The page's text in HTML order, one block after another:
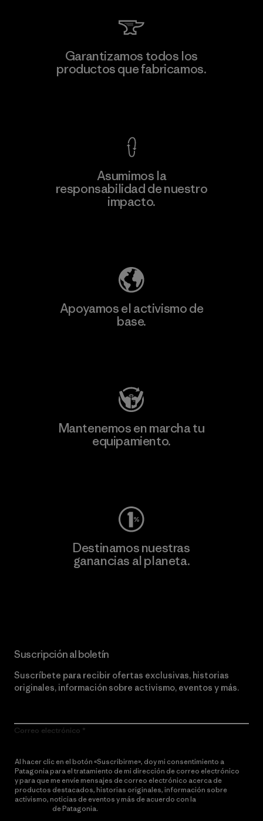
Garantizamos todos los
productos que fabricamos.
Asumimos la
responsabilidad de nuestro
impacto.
Apoyamos el activismo de
base.
Mantenemos en marcha tu
equipamiento.
Destinamos nuestras
ganancias al planeta.
Suscripción al boletín
Suscríbete para recibir ofertas exclusivas, historias
originales, información sobre activismo, eventos y más.
Correo electrónico
Al hacer clic en el botón «Suscribirme», doy mi consentimiento a
Patagonia para el tratamiento de mi dirección de correo electrónico
y para que me envíe mensajes de correo electrónico acerca de
productos destacados, historias originales, información sobre
activismo, noticias de eventos y más de acuerdo con la
de Patagonia.